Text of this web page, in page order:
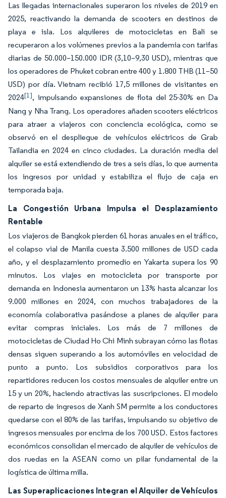
Las llegadas internacionales superaron los niveles de 2019 en
2025, reactivando la demanda de scooters en destinos de
playa e isla. Los alquileres de motocicletas en Bali se
recuperaron a los volúmenes previos a la pandemia con tarifas
diarias de 50.000–150.000 IDR (3,10–9,30 USD), mientras que
los operadores de Phuket cobran entre 400 y 1.800 THB (11–50
USD) por día. Vietnam recibió 17,5 millones de visitantes en
2024[1], impulsando expansiones de flota del 25-30% en Da
Nang y Nha Trang. Los operadores añaden scooters eléctricos
para atraer a viajeros con conciencia ecológica, como se
observó en el despliegue de vehículos eléctricos de Grab
Tailandia en 2024 en cinco ciudades. La duración media del
alquiler se está extendiendo de tres a seis días, lo que aumenta
los ingresos por unidad y estabiliza el flujo de caja en
temporada baja.
La Congestión Urbana Impulsa el Desplazamiento
Rentable
Los viajeros de Bangkok pierden 61 horas anuales en el tráfico,
el colapso vial de Manila cuesta 3.500 millones de USD cada
año, y el desplazamiento promedio en Yakarta supera los 90
minutos. Los viajes en motocicleta por transporte por
demanda en Indonesia aumentaron un 13% hasta alcanzar los
9.000 millones en 2024, con muchos trabajadores de la
economía colaborativa pasándose a planes de alquiler para
evitar compras iniciales. Los más de 7 millones de
motocicletas de Ciudad Ho Chi Minh subrayan cómo las flotas
densas siguen superando a los automóviles en velocidad de
punto a punto. Los subsidios corporativos para los
repartidores reducen los costos mensuales de alquiler entre un
15 y un 20%, haciendo atractivas las suscripciones. El modelo
de reparto de ingresos de Xanh SM permite a los conductores
quedarse con el 80% de las tarifas, impulsando su objetivo de
ingresos mensuales por encima de los 700 USD. Estos factores
económicos consolidan el mercado de alquiler de vehículos de
dos ruedas en la ASEAN como un pilar fundamental de la
logística de última milla.
Las Superaplicaciones Integran el Alquiler de Vehículos